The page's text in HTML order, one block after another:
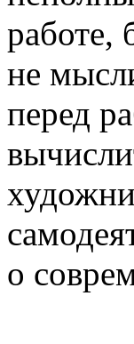
работе,
не
перед
о